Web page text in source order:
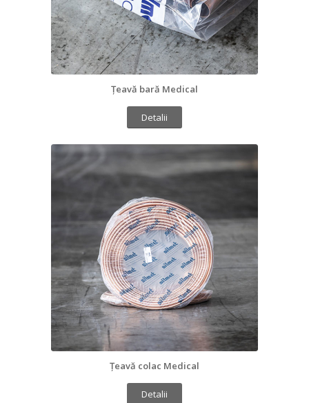
Țeavă bară Medical
Detalii
Țeavă colac Medical
Detalii